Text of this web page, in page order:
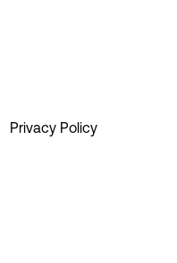
Privacy Policy